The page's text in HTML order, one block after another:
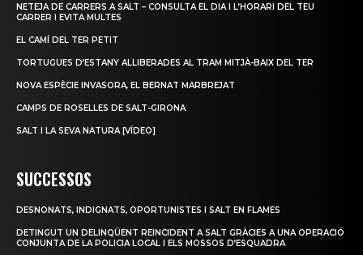
NETEJA DE CARRERS A SALT – CONSULTA EL DIA I L’HORARI DEL TEU
CARRER I EVITA MULTES
EL CAMÍ DEL TER PETIT
TORTUGUES D’ESTANY ALLIBERADES AL TRAM MITJÀ-BAIX DEL TER
NOVA ESPÈCIE INVASORA, EL BERNAT MARBREJAT
CAMPS DE ROSELLES DE SALT-GIRONA
SALT I LA SEVA NATURA [VÍDEO]
SUCCESSOS
DESNONATS, INDIGNATS, OPORTUNISTES I SALT EN FLAMES
DETINGUT UN DELINQÜENT REINCIDENT A SALT GRÀCIES A UNA OPERACIÓ
CONJUNTA DE LA POLICIA LOCAL I ELS MOSSOS D’ESQUADRA